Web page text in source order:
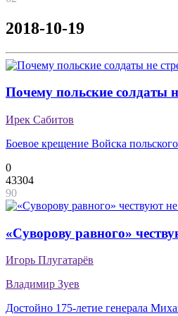
2018-10-19
Почему польские солдаты
Ирек Сабитов
Боевое крещение Войска
0
43304
90
«Суворову равного»
Игорь Плугатарёв
Владимир Зуев
Достойно 175-летие генерала